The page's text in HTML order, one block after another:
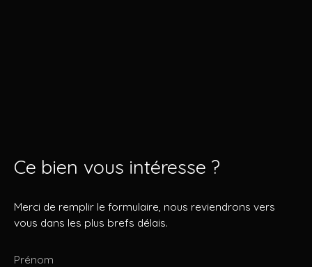
Ce bien vous intéresse ?
Merci de remplir le formulaire, nous reviendrons vers
vous dans les plus brefs délais.
Prénom